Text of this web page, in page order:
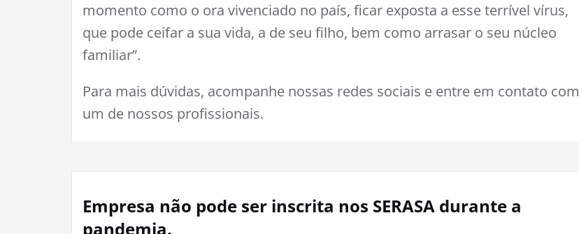
momento como o ora vivenciado no país, ficar exposta a esse terrível vírus,
que pode ceifar a sua vida, a de seu filho, bem como arrasar o seu núcleo
familiar”.
Para mais dúvidas, acompanhe nossas redes sociais e entre em contato com
um de nossos profissionais.
Empresa não pode ser inscrita nos SERASA durante a
pandemia.